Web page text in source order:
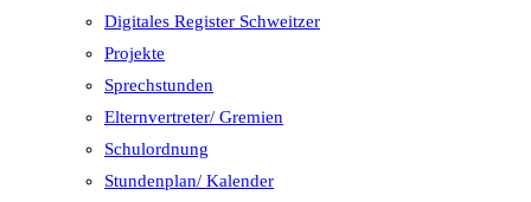
Digitales Register Schweitzer
Projekte
Sprechstunden
Elternvertreter/ Gremien
Schulordnung
Stundenplan/ Kalender